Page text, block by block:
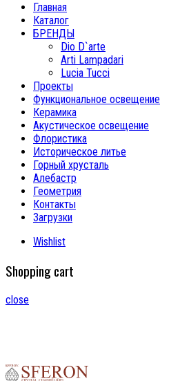
Главная
Каталог
БРЕНДЫ
Dio D`arte
Arti Lampadari
Lucia Tucci
Проекты
Функциональное освещение
Керамика
Акустическое освещение
Флористика
Историческое литье
Горный хрусталь
Алебастр
Геометрия
Контакты
Загрузки
Wishlist
Shopping cart
close